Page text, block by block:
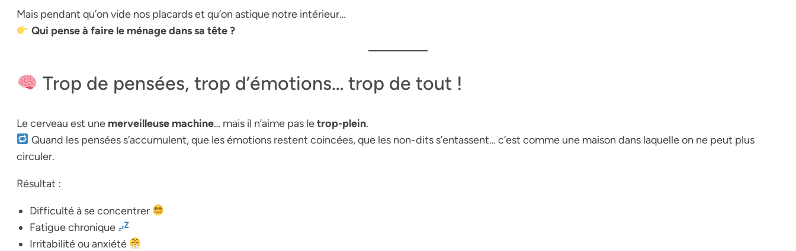
Mais pendant qu’on vide nos placards et qu’on astique notre intérieur…
Qui pense à faire le ménage dans sa tête ?
Trop de pensées, trop d’émotions… trop de tout !
Le cerveau est une merveilleuse machine… mais il n’aime pas letrop-plein.
Quand les pensées s’accumulent, que les émotions restent coincées, que les non-dits s’entassent… c’est comme une maison dans laquelle on ne peut plus
circuler.
Résultat :
Difficulté à se concentrer
Fatigue chronique
Irritabilité ou anxiété